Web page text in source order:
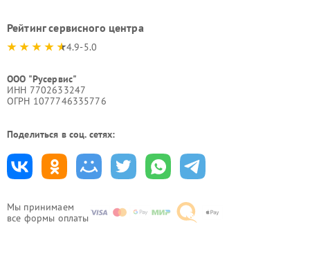
Мы принимаем
все формы оплаты
Рейтинг сервисного центра
4.9-5.0
ООО "Русервис"
ИНН 7702633247
ОГРН 1077746335776
Поделиться в соц. сетях: